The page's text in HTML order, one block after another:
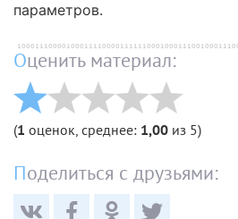
параметров.
Оценить материал:
(1 оценок, среднее: 1,00 из 5)
Поделиться с друзьями: